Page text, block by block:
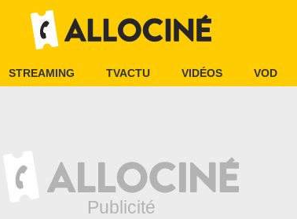
STREAMING TVACTU VIDÉOS VOD